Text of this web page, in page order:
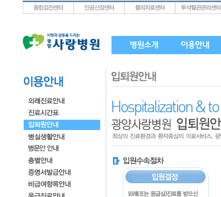
상단메뉴로 바로가기
왼쪽메뉴로 바로가기
본문으로 바로가기